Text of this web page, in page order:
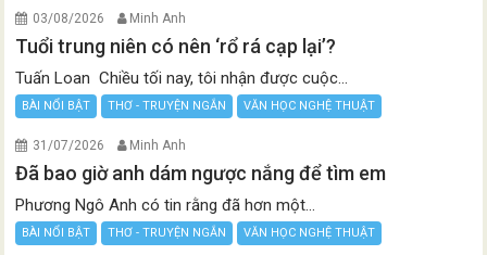
03/08/2026 Minh Anh
Tuổi trung niên có nên ‘rổ rá cạp lại’?
Tuấn Loan Chiều tối nay, tôi nhận được cuộc...
BÀI NỔI BẬT THƠ - TRUYỆN NGẮN VĂN HỌC NGHỆ THUẬT
31/07/2026 Minh Anh
Đã bao giờ anh dám ngược nắng để tìm em
Phương Ngô Anh có tin rằng đã hơn một...
BÀI NỔI BẬT THƠ - TRUYỆN NGẮN VĂN HỌC NGHỆ THUẬT